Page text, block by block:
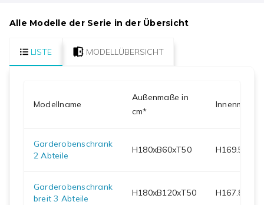
Alle Modelle der Serie in der Übersicht
LISTE MODELLÜBERSICHT
Modellname
Außenmaße in
cm*
Innenmaße
Garderobenschrank
2 Abteile
H180xB60xT50 H169.5
Garderobenschrank
breit 3 Abteile
H180xB120xT50 H167.8